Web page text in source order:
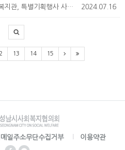
2024.07.16
행사 사랑의 후원회 공연 진행 안내
13 14 15
일주소무단수집거부 이용약관